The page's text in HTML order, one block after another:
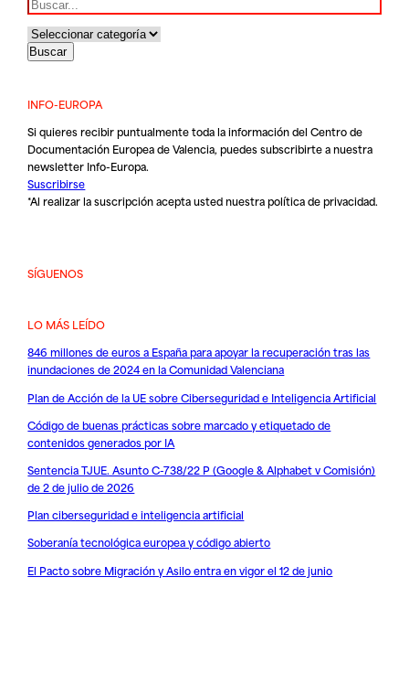
INFO-EUROPA
Si quieres recibir puntualmente toda la información del Centro de
Documentación Europea de Valencia, puedes subscribirte a nuestra
newsletter Info-Europa.
Suscribirse
*Al realizar la suscripción acepta usted nuestrapolítica de privacidad.
SÍGUENOS
LO MÁS LEÍDO
846 millones de euros a España para apoyar la recuperación tras las
inundaciones de 2024 en la Comunidad Valenciana
Plan de Acción de la UE sobre Ciberseguridad e Inteligencia Artificial
Código de buenas prácticas sobre marcado y etiquetado de
contenidos generados por IA
Sentencia TJUE. Asunto C-738/22 P (Google & Alphabet v Comisión)
de 2 de julio de 2026
Plan ciberseguridad e inteligencia artificial
Soberanía tecnológica europea y código abierto
El Pacto sobre Migración y Asilo entra en vigor el 12 de junio